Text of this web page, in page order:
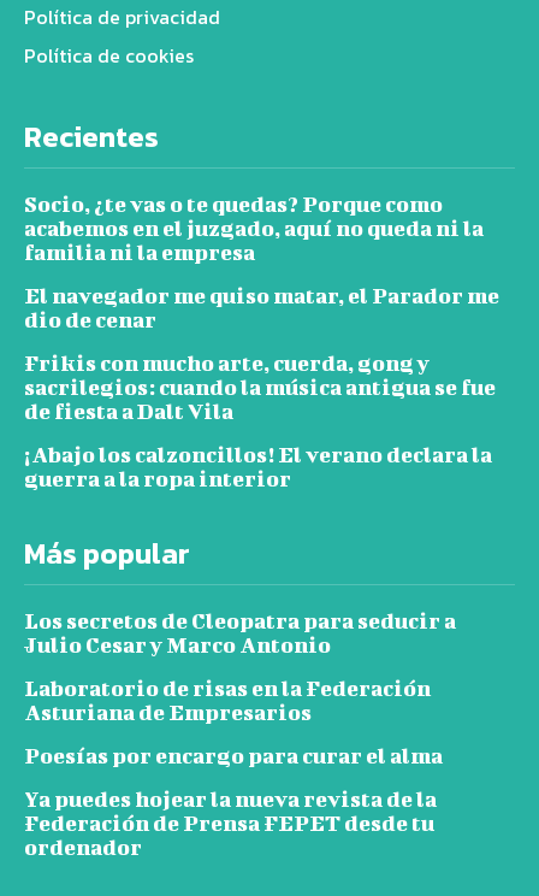
Política de privacidad
Política de cookies
Recientes
Socio, ¿te vas o te quedas? Porque como
acabemos en el juzgado, aquí no queda ni la
familia ni la empresa
El navegador me quiso matar, el Parador me
dio de cenar
Frikis con mucho arte, cuerda, gong y
sacrilegios: cuando la música antigua se fue
de fiesta a Dalt Vila
¡Abajo los calzoncillos! El verano declara la
guerra a la ropa interior
Más popular
Los secretos de Cleopatra para seducir a
Julio Cesar y Marco Antonio
Laboratorio de risas en la Federación
Asturiana de Empresarios
Poesías por encargo para curar el alma
Ya puedes hojear la nueva revista de la
Federación de Prensa FEPET desde tu
ordenador